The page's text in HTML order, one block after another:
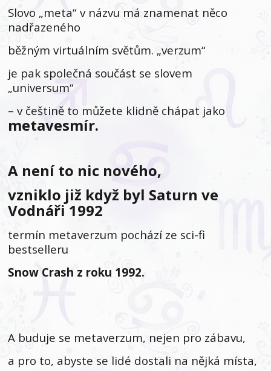
Slovo „meta“ v názvu má znamenat něco
nadřazeného
běžným virtuálním světům. „verzum“
je pak společná součást se slovem
„universum“
– v češtině to můžete klidně chápat jako
metavesmír.
A není to nic nového,
vzniklo již když byl Saturn ve
Vodnáři 1992
termín metaverzum pochází ze sci-fi
bestselleru
Snow Crash z roku 1992.
A buduje se metaverzum, nejen pro zábavu,
a pro to, abyste se lidé dostali na nějká místa,